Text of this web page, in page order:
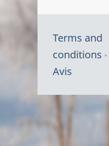
Terms and
conditions
Avis